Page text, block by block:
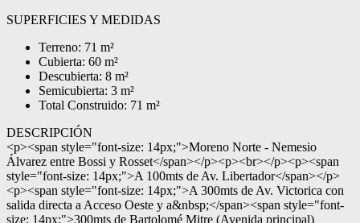
SUPERFICIES Y MEDIDAS
Terreno: 71 m²
Cubierta: 60 m²
Descubierta: 8 m²
Semicubierta: 3 m²
Total Construido: 71 m²
DESCRIPCIÓN
<p><span style="font-size: 14px;">Moreno Norte - Nemesio
Álvarez entre Bossi y Rosset</span></p><p><br></p><p><span
style="font-size: 14px;">A 100mts de Av. Libertador</span></p>
<p><span style="font-size: 14px;">A 300mts de Av. Victorica con
salida directa a Acceso Oeste y a&nbsp;</span><span style="font-
size: 14px;">300mts de Bartolomé Mitre (Avenida principal)